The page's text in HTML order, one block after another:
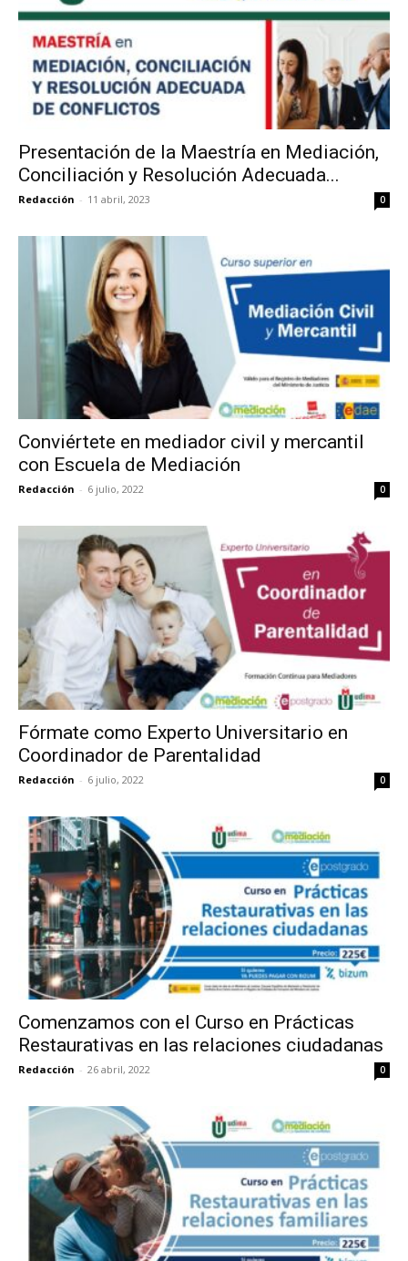
Presentación de la Maestría en Mediación,
Conciliación y Resolución Adecuada...
Redacción - 11 abril, 2023 0
Conviértete en mediador civil y mercantil
con Escuela de Mediación
Redacción - 6 julio, 2022 0
Fórmate como Experto Universitario en
Coordinador de Parentalidad
Redacción - 6 julio, 2022 0
Comenzamos con el Curso en Prácticas
Restaurativas en las relaciones ciudadanas
Redacción - 26 abril, 2022 0